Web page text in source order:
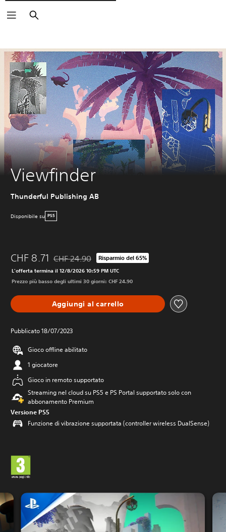
Cerca
Viewfinder
Thunderful Publishing AB
Disponibile su PS5
CHF 8.71 Scontato dal prezzo originale di CHF 24.90
CHF 24.90 Risparmio del 65%
L'offerta termina il 12/8/2026 10:59 PM UTC
Prezzo più basso degli ultimi 30 giorni: CHF 24.90
Aggiungi al carrello
Pubblicato 18/07/2023
Gioco offline abilitato
1 giocatore
Gioco in remoto supportato
Streaming nel cloud su PS5 e PS Portal supportato solo con
abbonamento Premium
Versione PS5
Funzione di vibrazione supportata (controller wireless DualSense)